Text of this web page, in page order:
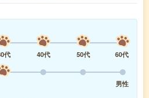
代 40代 50代
60代
男性